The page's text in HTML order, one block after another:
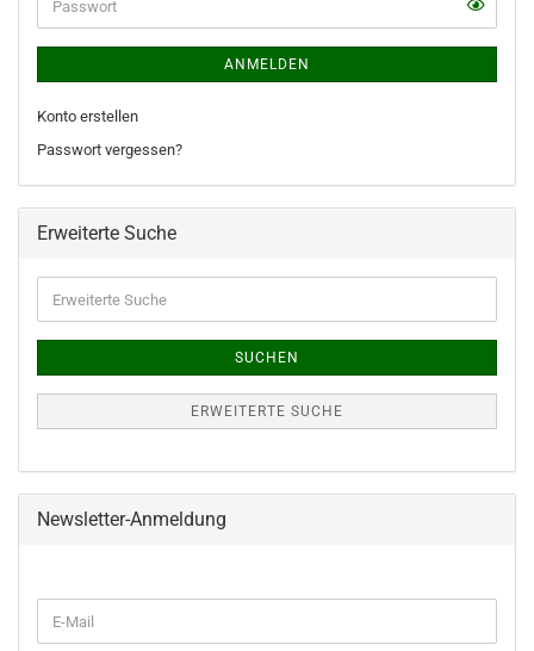
ANMELDEN
Konto erstellen
Passwort vergessen?
Erweiterte Suche
Suche
SUCHEN
ERWEITERTE SUCHE
Newsletter-Anmeldung
ZUR
E-
Mail